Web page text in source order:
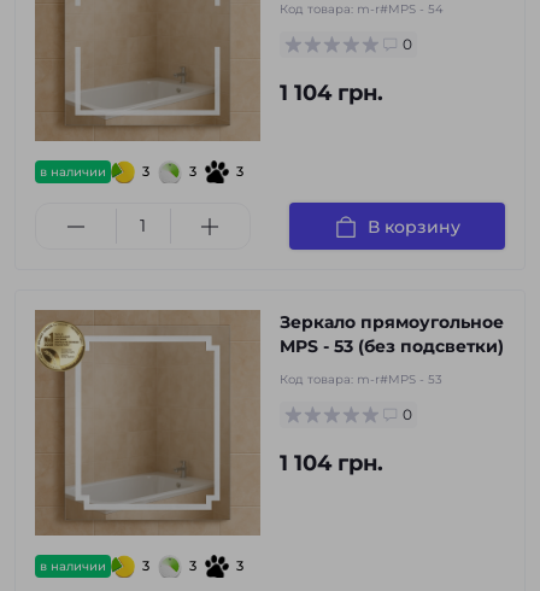
в наличии 3 3 3
Код товара: m-r#MPS - 54
0
1 104 грн.
В корзину
в наличии 3 3 3
Зеркало прямоугольное
MPS - 53 (без подсветки)
Код товара: m-r#MPS - 53
0
1 104 грн.